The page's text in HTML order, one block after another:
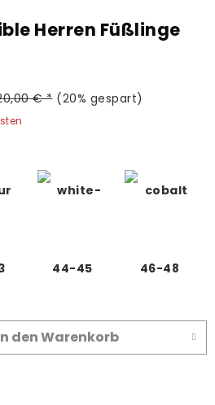
Herren Füßlinge
€ * (20% gespart)
44-45 46-48
denWarenkorb